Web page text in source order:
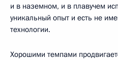
и в наземном, и в плавучем
уникальный опыт и есть не
технологии.
Хорошими темпами